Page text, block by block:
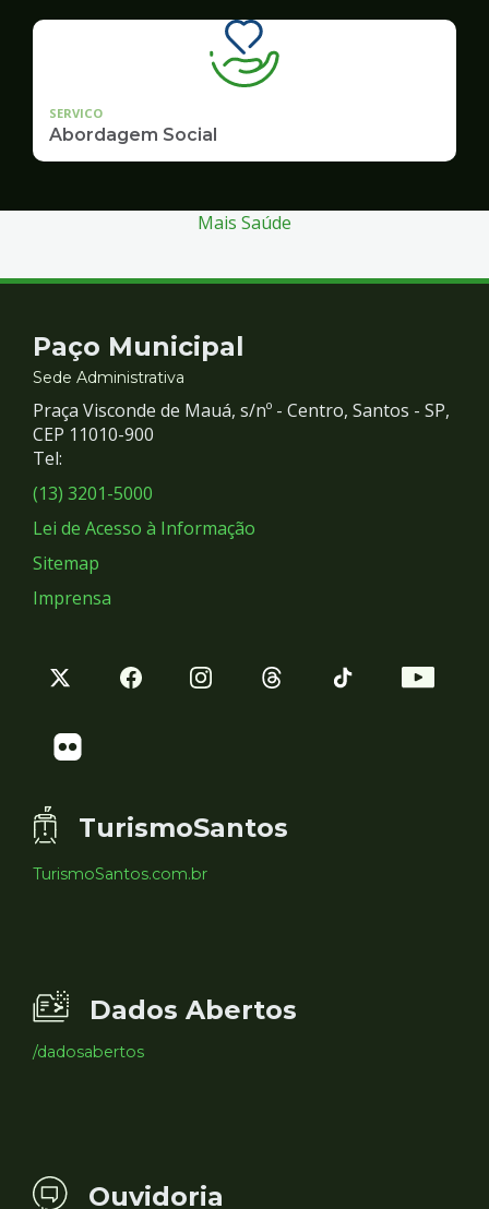
SERVICO
Abordagem Social
Mais Saúde
Contato
e
Redes
Sociais
Paço Municipal
Sede Administrativa
Praça Visconde de Mauá, s/nº - Centro, Santos - SP,
CEP 11010-900
Tel:
(13) 3201-5000
Lei de Acesso à Informação
Sitemap
Imprensa
TurismoSantos
TurismoSantos.com.br
Dados Abertos
/dadosabertos
Ouvidoria